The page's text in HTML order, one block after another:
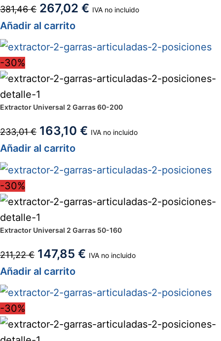
381,46€ 267,02 € IVA no incluido
Añadir al carrito
-30%
Extractor Universal 2 Garras 60-200
233,01€ 163,10 € IVA no incluido
Añadir al carrito
-30%
Extractor Universal 2 Garras 50-160
211,22€ 147,85 € IVA no incluido
Añadir al carrito
-30%